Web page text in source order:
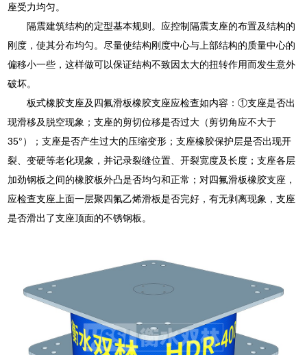
座受力均匀。
隔震建筑结构的定型基本规则。应控制隔震支座的布置及结构的
刚度，使其分布均匀。尽量使结构刚度中心与上部结构的质量中心的
偏移小一些，这样做可以保证结构不致因太大的扭转作用而发生意外
破坏。
板式橡胶支座及四氟滑板橡胶支座应检查如内容：①支座是否出
现滑移及脱空现象；支座的剪切位移是否过大（剪切角应不大于
35°）；支座是否产生过大的压缩变形；支座橡胶保护层是否出现开
裂、变硬等老化现象，并记录裂缝位置、开裂宽度及长度；支座各层
加劲钢板之间的橡胶板外凸是否均匀和正常；对四氟滑板橡胶支座，
应检查支座上面一层聚四氟乙烯滑板是否完好，有无剥离现象，支座
是否滑出了支座顶面的不锈钢板。